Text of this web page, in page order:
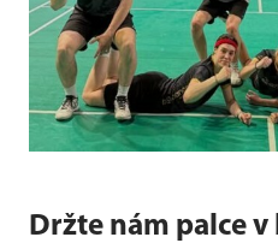
Držte nám palce v